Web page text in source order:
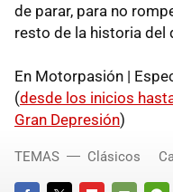
de parar, para no
resto de la historia del
En Motorpasión |
(desde los inicios
Gran Depresión)
TEMAS Clásicos